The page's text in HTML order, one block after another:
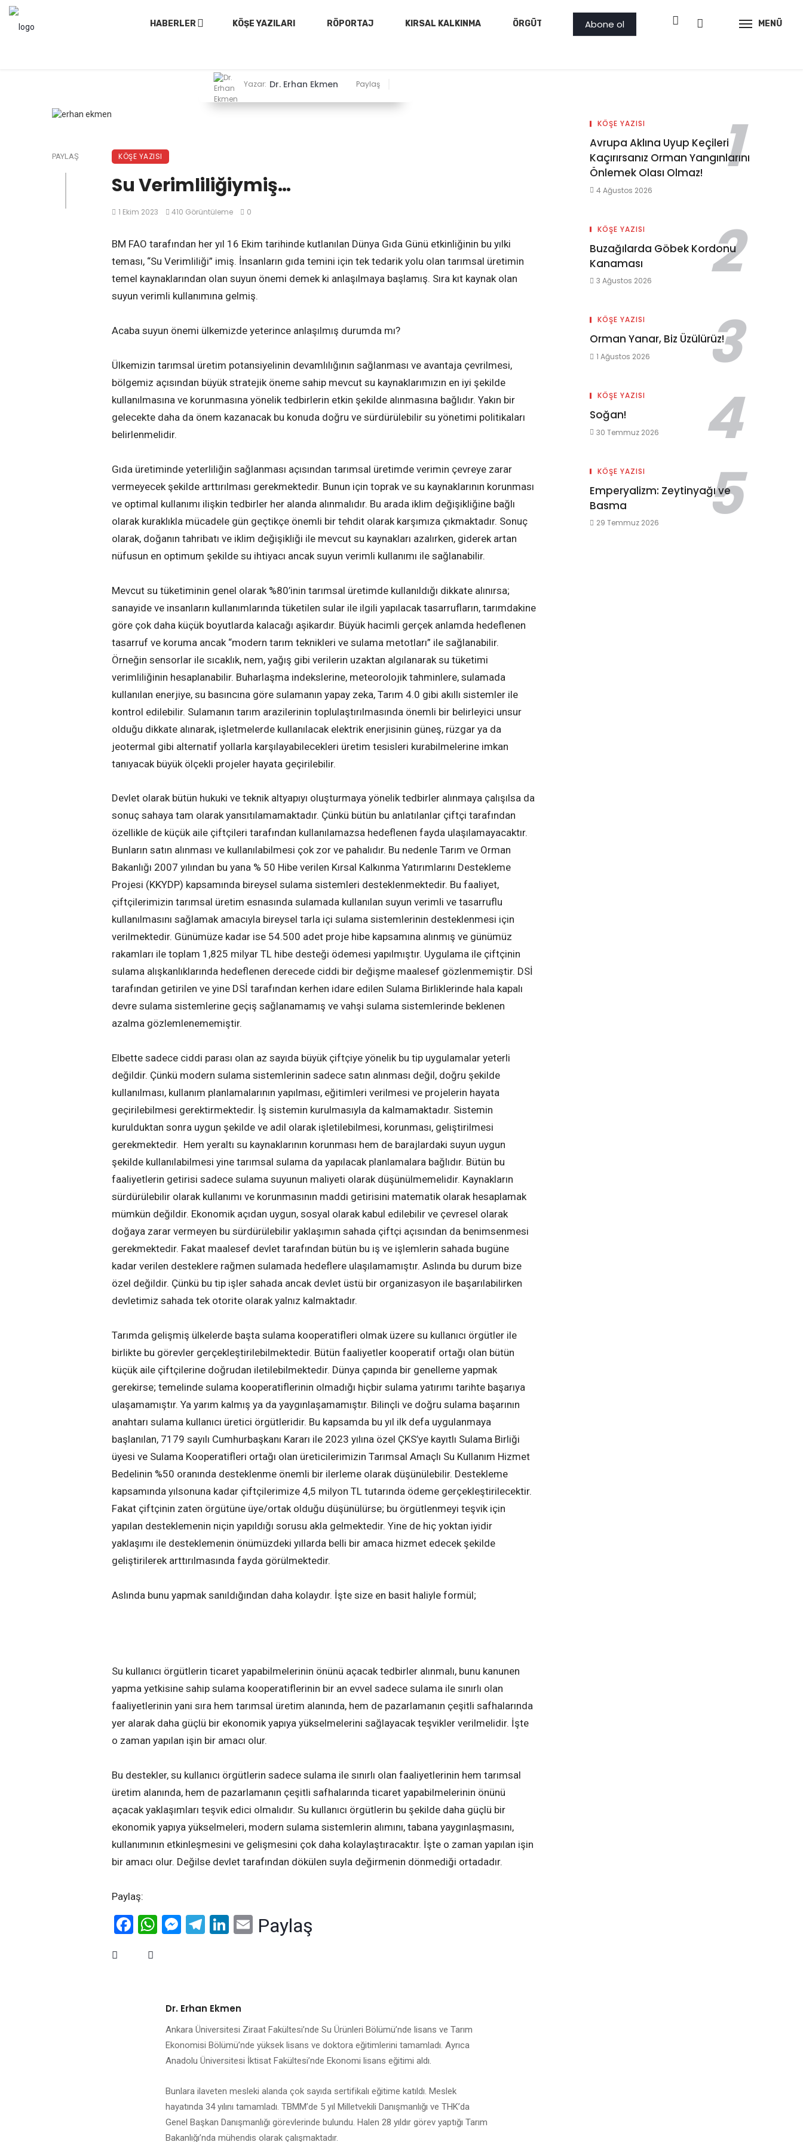
HABERLER KÖŞE YAZILARI RÖPORTAJ KIRSAL KALKINMA ÖRGÜTLER PROJE AMBAR GÖRSEL
Abone ol MENÜ
Yazar: Dr. Erhan Ekmen Paylaş
PAYLAŞ KÖŞE YAZISI
Su Verimliliğiymiş…
1 Ekim 2023 410 Görüntüleme 0
BM FAO tarafından her yıl 16 Ekim tarihinde kutlanılan Dünya Gıda Günü etkinliğinin bu yılki
teması, “Su Verimliliği” imiş. İnsanların gıda temini için tek tedarik yolu olan tarımsal üretimin
temel kaynaklarından olan suyun önemi demek ki anlaşılmaya başlamış. Sıra kıt kaynak olan
suyun verimli kullanımına gelmiş.
Acaba suyun önemi ülkemizde yeterince anlaşılmış durumda mı?
Ülkemizin tarımsal üretim potansiyelinin devamlılığının sağlanması ve avantaja çevrilmesi,
bölgemiz açısından büyük stratejik öneme sahip mevcut su kaynaklarımızın en iyi şekilde
kullanılmasına ve korunmasına yönelik tedbirlerin etkin şekilde alınmasına bağlıdır. Yakın bir
gelecekte daha da önem kazanacak bu konuda doğru ve sürdürülebilir su yönetimi politikaları
belirlenmelidir.
Gıda üretiminde yeterliliğin sağlanması açısından tarımsal üretimde verimin çevreye zarar
vermeyecek şekilde arttırılması gerekmektedir. Bunun için toprak ve su kaynaklarının korunması
ve optimal kullanımı ilişkin tedbirler her alanda alınmalıdır. Bu arada iklim değişikliğine bağlı
olarak kuraklıkla mücadele gün geçtikçe önemli bir tehdit olarak karşımıza çıkmaktadır. Sonuç
olarak, doğanın tahribatı ve iklim değişikliği ile mevcut su kaynakları azalırken, giderek artan
nüfusun en optimum şekilde su ihtiyacı ancak suyun verimli kullanımı ile sağlanabilir.
Mevcut su tüketiminin genel olarak %80’inin tarımsal üretimde kullanıldığı dikkate alınırsa;
sanayide ve insanların kullanımlarında tüketilen sular ile ilgili yapılacak tasarrufların, tarımdakine
göre çok daha küçük boyutlarda kalacağı aşikardır. Büyük hacimli gerçek anlamda hedeflenen
tasarruf ve koruma ancak “modern tarım teknikleri ve sulama metotları” ile sağlanabilir.
Örneğin sensorlar ile sıcaklık, nem, yağış gibi verilerin uzaktan algılanarak su tüketimi
verimliliğinin hesaplanabilir. Buharlaşma indekslerine, meteorolojik tahminlere, sulamada
kullanılan enerjiye, su basıncına göre sulamanın yapay zeka, Tarım 4.0 gibi akıllı sistemler ile
kontrol edilebilir. Sulamanın tarım arazilerinin toplulaştırılmasında önemli bir belirleyici unsur
olduğu dikkate alınarak, işletmelerde kullanılacak elektrik enerjisinin güneş, rüzgar ya da
jeotermal gibi alternatif yollarla karşılayabilecekleri üretim tesisleri kurabilmelerine imkan
tanıyacak büyük ölçekli projeler hayata geçirilebilir.
Devlet olarak bütün hukuki ve teknik altyapıyı oluşturmaya yönelik tedbirler alınmaya çalışılsa da
sonuç sahaya tam olarak yansıtılamamaktadır. Çünkü bütün bu anlatılanlar çiftçi tarafından
özellikle de küçük aile çiftçileri tarafından kullanılamazsa hedeflenen fayda ulaşılamayacaktır.
Bunların satın alınması ve kullanılabilmesi çok zor ve pahalıdır. Bu nedenle Tarım ve Orman
Bakanlığı 2007 yılından bu yana % 50 Hibe verilen Kırsal Kalkınma Yatırımlarını Destekleme
Projesi (KKYDP) kapsamında bireysel sulama sistemleri desteklenmektedir. Bu faaliyet,
çiftçilerimizin tarımsal üretim esnasında sulamada kullanılan suyun verimli ve tasarruflu
kullanılmasını sağlamak amacıyla bireysel tarla içi sulama sistemlerinin desteklenmesi için
verilmektedir. Günümüze kadar ise 54.500 adet proje hibe kapsamına alınmış ve günümüz
rakamları ile toplam 1,825 milyar TL hibe desteği ödemesi yapılmıştır. Uygulama ile çiftçinin
sulama alışkanlıklarında hedeflenen derecede ciddi bir değişme maalesef gözlenmemiştir. DSİ
tarafından getirilen ve yine DSİ tarafından kerhen idare edilen Sulama Birliklerinde hala kapalı
devre sulama sistemlerine geçiş sağlanamamış ve vahşi sulama sistemlerinde beklenen
azalma gözlemlenememiştir.
Elbette sadece ciddi parası olan az sayıda büyük çiftçiye yönelik bu tip uygulamalar yeterli
değildir. Çünkü modern sulama sistemlerinin sadece satın alınması değil, doğru şekilde
kullanılması, kullanım planlamalarının yapılması, eğitimleri verilmesi ve projelerin hayata
geçirilebilmesi gerektirmektedir. İş sistemin kurulmasıyla da kalmamaktadır. Sistemin
kurulduktan sonra uygun şekilde ve adil olarak işletilebilmesi, korunması, geliştirilmesi
gerekmektedir. Hem yeraltı su kaynaklarının korunması hem de barajlardaki suyun uygun
şekilde kullanılabilmesi yine tarımsal sulama da yapılacak planlamalara bağlıdır. Bütün bu
faaliyetlerin getirisi sadece sulama suyunun maliyeti olarak düşünülmemelidir. Kaynakların
sürdürülebilir olarak kullanımı ve korunmasının maddi getirisini matematik olarak hesaplamak
mümkün değildir. Ekonomik açıdan uygun, sosyal olarak kabul edilebilir ve çevresel olarak
doğaya zarar vermeyen bu sürdürülebilir yaklaşımın sahada çiftçi açısından da benimsenmesi
gerekmektedir. Fakat maalesef devlet tarafından bütün bu iş ve işlemlerin sahada bugüne
kadar verilen desteklere rağmen sulamada hedeflere ulaşılamamıştır. Aslında bu durum bize
özel değildir. Çünkü bu tip işler sahada ancak devlet üstü bir organizasyon ile başarılabilirken
devletimiz sahada tek otorite olarak yalnız kalmaktadır.
Tarımda gelişmiş ülkelerde başta sulama kooperatifleri olmak üzere su kullanıcı örgütler ile
birlikte bu görevler gerçekleştirilebilmektedir. Bütün faaliyetler kooperatif ortağı olan bütün
küçük aile çiftçilerine doğrudan iletilebilmektedir. Dünya çapında bir genelleme yapmak
gerekirse; temelinde sulama kooperatiflerinin olmadığı hiçbir sulama yatırımı tarihte başarıya
ulaşamamıştır. Ya yarım kalmış ya da yaygınlaşamamıştır. Bilinçli ve doğru sulama başarının
anahtarı sulama kullanıcı üretici örgütleridir. Bu kapsamda bu yıl ilk defa uygulanmaya
başlanılan, 7179 sayılı Cumhurbaşkanı Kararı ile 2023 yılına özel ÇKS’ye kayıtlı Sulama Birliği
üyesi ve Sulama Kooperatifleri ortağı olan üreticilerimizin Tarımsal Amaçlı Su Kullanım Hizmet
Bedelinin %50 oranında desteklenme önemli bir ilerleme olarak düşünülebilir. Destekleme
kapsamında yılsonuna kadar çiftçilerimize 4,5 milyon TL tutarında ödeme gerçekleştirilecektir.
Fakat çiftçinin zaten örgütüne üye/ortak olduğu düşünülürse; bu örgütlenmeyi teşvik için
yapılan desteklemenin niçin yapıldığı sorusu akla gelmektedir. Yine de hiç yoktan iyidir
yaklaşımı ile desteklemenin önümüzdeki yıllarda belli bir amaca hizmet edecek şekilde
geliştirilerek arttırılmasında fayda görülmektedir.
Aslında bunu yapmak sanıldığından daha kolaydır. İşte size en basit haliyle formül;
Su kullanıcı örgütlerin ticaret yapabilmelerinin önünü açacak tedbirler alınmalı, bunu kanunen
yapma yetkisine sahip sulama kooperatiflerinin bir an evvel sadece sulama ile sınırlı olan
faaliyetlerinin yani sıra hem tarımsal üretim alanında, hem de pazarlamanın çeşitli safhalarında
yer alarak daha güçlü bir ekonomik yapıya yükselmelerini sağlayacak teşvikler verilmelidir. İşte
o zaman yapılan işin bir amacı olur.
Bu destekler, su kullanıcı örgütlerin sadece sulama ile sınırlı olan faaliyetlerinin hem tarımsal
üretim alanında, hem de pazarlamanın çeşitli safhalarında ticaret yapabilmelerinin önünü
açacak yaklaşımları teşvik edici olmalıdır. Su kullanıcı örgütlerin bu şekilde daha güçlü bir
ekonomik yapıya yükselmeleri, modern sulama sistemlerin alımını, tabana yaygınlaşmasını,
kullanımının etkinleşmesini ve gelişmesini çok daha kolaylaştıracaktır. İşte o zaman yapılan işin
bir amacı olur. Değilse devlet tarafından dökülen suyla değirmenin dönmediği ortadadır.
Paylaş:
Facebook
WhatsApp
Messenger
Telegram
LinkedIn
Email
Paylaş
Dr. Erhan Ekmen
Ankara Üniversitesi Ziraat Fakültesi’nde Su Ürünleri Bölümü’nde lisans ve Tarım
Ekonomisi Bölümü’nde yüksek lisans ve doktora eğitimlerini tamamladı. Ayrıca
Anadolu Üniversitesi İktisat Fakültesi’nde Ekonomi lisans eğitimi aldı.
Bunlara ilaveten mesleki alanda çok sayıda sertifikalı eğitime katıldı. Meslek
hayatında 34 yılını tamamladı. TBMM’de 5 yıl Milletvekili Danışmanlığı ve THK’da
Genel Başkan Danışmanlığı görevlerinde bulundu. Halen 28 yıldır görev yaptığı Tarım
Bakanlığı’nda mühendis olarak çalışmaktadır.
KÖŞE YAZISI
Avrupa Aklına Uyup Keçileri
Kaçırırsanız Orman Yangınlarını
Önlemek Olası Olmaz!
4 Ağustos 2026
KÖŞE YAZISI
Buzağılarda Göbek Kordonu
Kanaması
3 Ağustos 2026
KÖŞE YAZISI
Orman Yanar, Biz Üzülürüz!
1 Ağustos 2026
KÖŞE YAZISI
Soğan!
30 Temmuz 2026
KÖŞE YAZISI
Emperyalizm: Zeytinyağı ve
Basma
29 Temmuz 2026